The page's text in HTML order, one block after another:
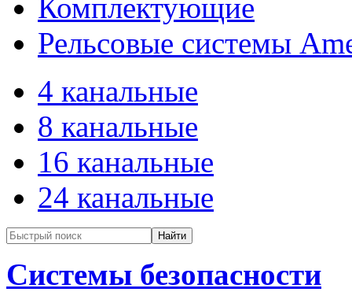
Комплектующие
Рельсовые системы
4 канальные
8 канальные
16 канальные
24 канальные
Системы безопасности